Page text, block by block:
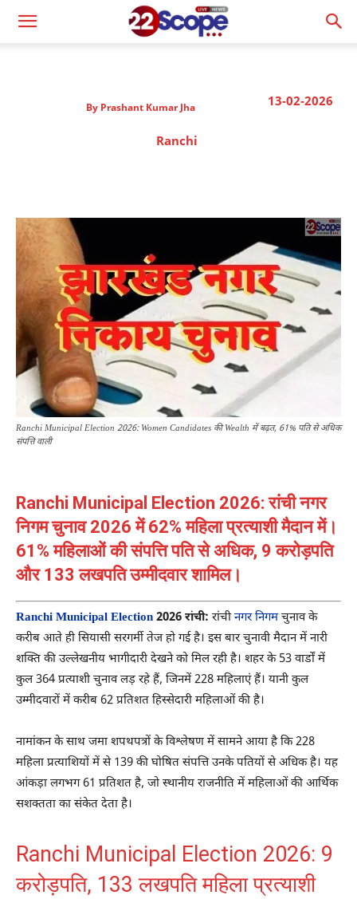
13-02-2026
By Prashant Kumar Jha
Ranchi
Ranchi Municipal Election 2026: Women Candidates की Wealth में बढ़त, 61% पति से अधिक
संपत्ति वाली
Ranchi Municipal Election 2026: रांची नगर
निगम चुनाव 2026 में 62% महिला प्रत्याशी मैदान में।
61% महिलाओं की संपत्ति पति से अधिक, 9 करोड़पति
और 133 लखपति उम्मीदवार शामिल।
Ranchi Municipal Election 2026 रांची: रांची नगर निगमचुनाव के
करीब आते ही सियासी सरगर्मी तेज हो गई है। इस बार चुनावी मैदान में नारी
शक्ति की उल्लेखनीय भागीदारी देखने को मिल रही है। शहर के 53 वार्डों में
कुल 364 प्रत्याशी चुनाव लड़ रहे हैं, जिनमें 228 महिलाएं हैं। यानी कुल
उम्मीदवारों में करीब 62 प्रतिशत हिस्सेदारी महिलाओं की है।
नामांकन के साथ जमा शपथपत्रों के विश्लेषण में सामने आया है कि 228
महिला प्रत्याशियों में से 139 की घोषित संपत्ति उनके पतियों से अधिक है। यह
आंकड़ा लगभग 61 प्रतिशत है, जो स्थानीय राजनीति में महिलाओं की आर्थिक
सशक्तता का संकेत देता है।
Ranchi Municipal Election 2026: 9
करोड़पति, 133 लखपति महिला प्रत्याशी